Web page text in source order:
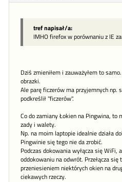
tref napisał/a:
IMHO firefox w porównaniu z IE
Dziś zmieniłem i zauważyłem to
obrazki.
Ale parę ficzerów ma przyjemnych np.
podkreślił "ficzerów".
Co do zamiany Łokien na Pingwina, to
zady i walety.
Np. na moim laptopie idealnie działa
Pingwinie się tego nie da zrobić.
Podczas dokowania wyłącza się WiFi,
oddokowaniu na odwrót. Przełącza
przeniesieniem niektórych okien na
ciekawych rzeczy.